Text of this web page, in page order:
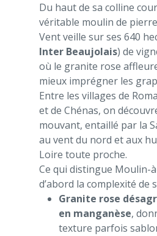
Du haut de sa colline
véritable moulin de
Vent veille sur ses 640
Inter Beaujolais) de
où le granite rose
mieux imprégner les
Entre les villages de
et de Chénas, on
mouvant, entaillé par la
au vent du nord et aux
Loire toute proche.
Ce qui distingue Moulin-
d’abord la complexité de
Granite rose
en manganèse,
texture parfois